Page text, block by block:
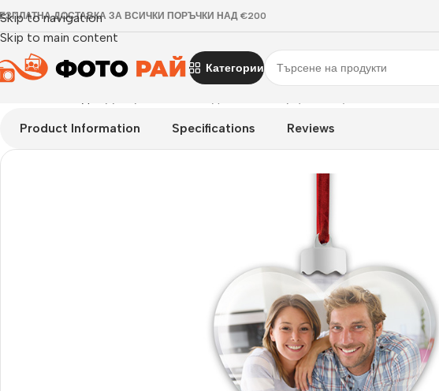
Skip to navigation
Skip to main content
ДОСТАВКА ЗА ВСИЧКИ ПОРЪЧКИ НАД €200
Категории
Product Information Specifications Reviews